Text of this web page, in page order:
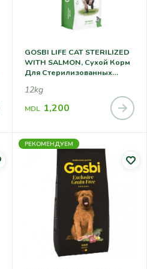
GOSBI LIFE CAT STERILIZED
WITH SALMON, Сухой Корм
Для Стерилизованных
12kg
MDL 1,200
РЕКОМЕНДУЕМ